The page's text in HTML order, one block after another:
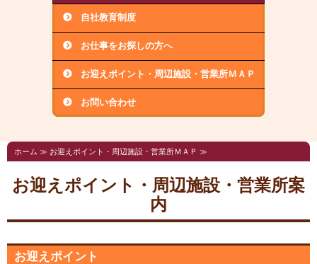
自社教育制度
お仕事をお探しの方へ
お迎えポイント・周辺施設・営業所ＭＡＰ
お問い合わせ
ホーム ≫ お迎えポイント・周辺施設・営業所ＭＡＰ ≫
お迎えポイント・周辺施設・営業所案
内
お迎えポイント